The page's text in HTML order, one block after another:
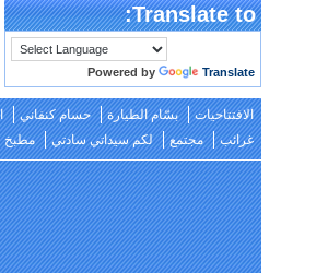
Translate to:
Powered by Translate
الافتتاحيات بسّام الطيارة حسام كنفاني
غرائب
مجتمع لكم سيداتي سادتي مطبخ